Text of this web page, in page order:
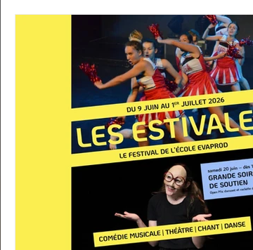
Chronique de Yaelle et Clémentine